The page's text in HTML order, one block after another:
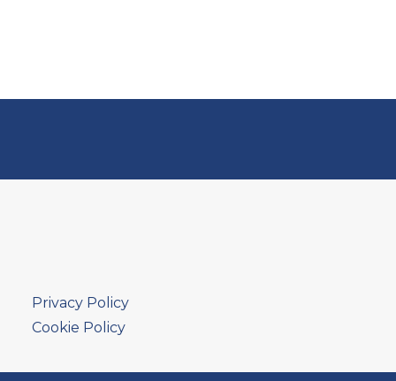
Privacy Policy
Cookie Policy